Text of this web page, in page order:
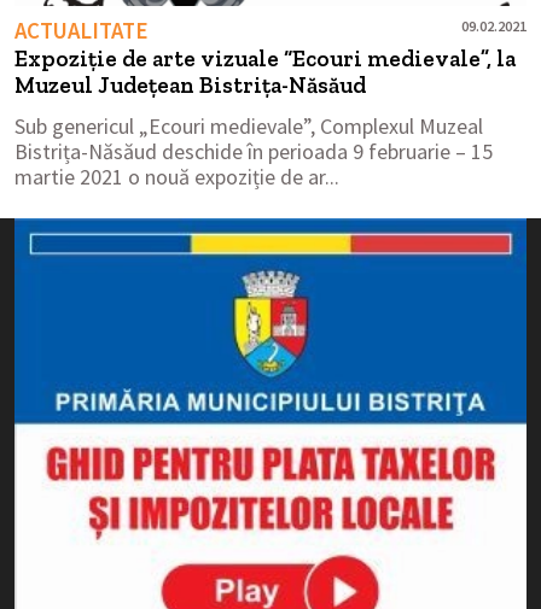
ACTUALITATE 09.02.2021
Expoziție de arte vizuale “Ecouri medievale”, la
Muzeul Județean Bistrița-Năsăud
Sub genericul „Ecouri medievale”, Complexul Muzeal
Bistrița-Năsăud deschide în perioada 9 februarie – 15
martie 2021 o nouă expoziție de ar...